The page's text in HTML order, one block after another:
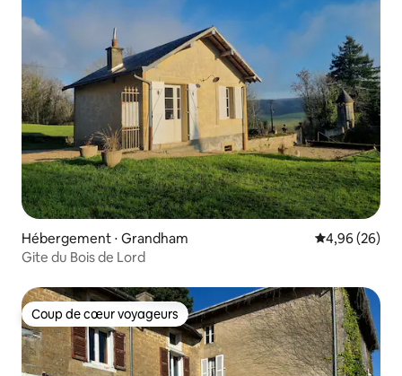
Hébergement ⋅ Grandham Évaluation
4,96 (26)
Gite du Bois de Lord
Coup de cœur voyageurs
Coup de cœur voyageurs